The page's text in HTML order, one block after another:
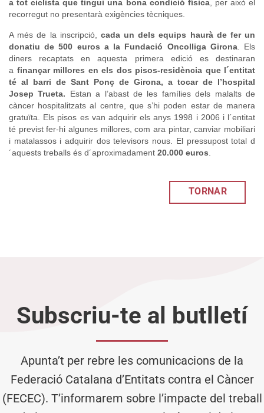
a tot ciclista que tingui una bona condició física, per això el
recorregut no presentarà exigències tècniques.
A més de la inscripció, cada un dels equips haurà de fer un
donatiu de 500 euros a la Fundació Oncolliga Girona. Els
diners recaptats en aquesta primera edició es destinaran
a finançar millores en els dos pisos-residència que l´entitat
té al barri de Sant Ponç de Girona, a tocar de l’hospital
Josep Trueta.
Estan a l’abast de les famílies dels malalts de
càncer hospitalitzats al centre, que s’hi poden estar de manera
gratuïta. Els pisos es van adquirir els anys 1998 i 2006 i l´entitat
té previst fer-hi algunes millores, com ara pintar, canviar mobiliari
i matalassos i adquirir dos televisors nous. El pressupost total d
´aquests treballs és d´aproximadament 20.000 euros.
TORNAR
Subscriu-te al butlletí
Apunta’t per rebre les comunicacions de la
Federació Catalana d’Entitats contra el Càncer
(FECEC). T’informarem sobre l’impacte del treball